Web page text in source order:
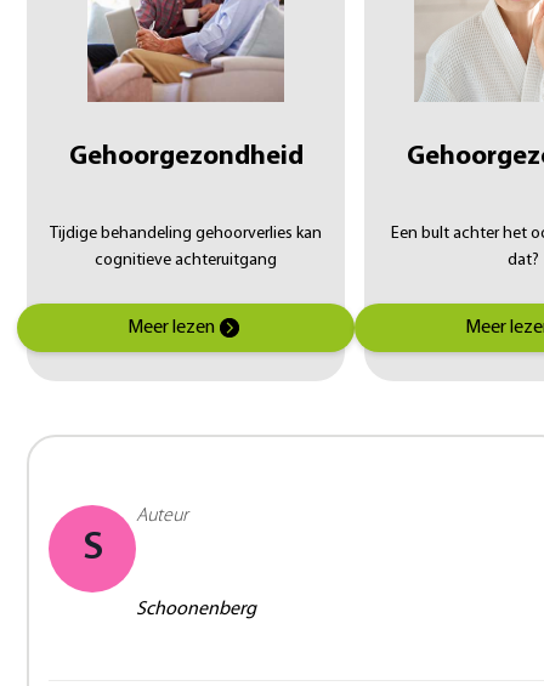
Gehoorgezondheid
Tijdige behandeling gehoorverlies kan
cognitieve achteruitgang
Meer lezen
Een bult achter het
dat?
Meer
S
Auteur
Schoonenberg